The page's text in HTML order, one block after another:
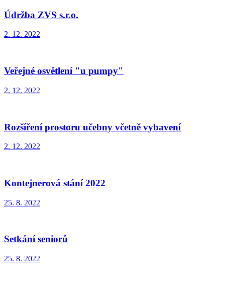
Údržba ZVS s.r.o.
2. 12. 2022
Veřejné osvětlení "u pumpy"
2. 12. 2022
Rozšíření prostoru učebny včetně vybavení
2. 12. 2022
Kontejnerová stání 2022
25. 8. 2022
Setkání seniorů
25. 8. 2022